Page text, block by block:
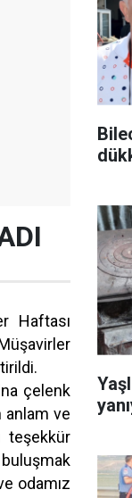
Haftası
çelenk
anlam ve
teşekkür
odamız